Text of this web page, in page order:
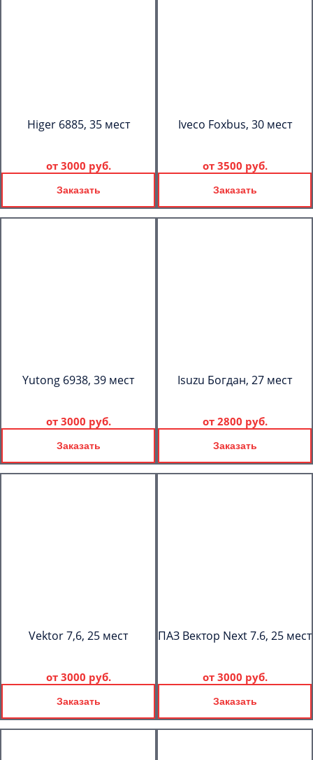
Higer 6885, 35 мест
от 3000 руб.
Заказать
Iveco Foxbus, 30 мест
от 3500 руб.
Заказать
Yutong 6938, 39 мест
от 3000 руб.
Заказать
Isuzu Богдан, 27 мест
от 2800 руб.
Заказать
Vektor 7,6, 25 мест
от 3000 руб.
Заказать
ПАЗ Вектор Next 7.6, 25 мест
от 3000 руб.
Заказать